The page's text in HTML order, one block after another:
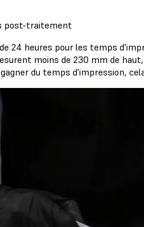
post-traitement
24 heures pour les temps
moins de 230 mm de
du temps d'impression,